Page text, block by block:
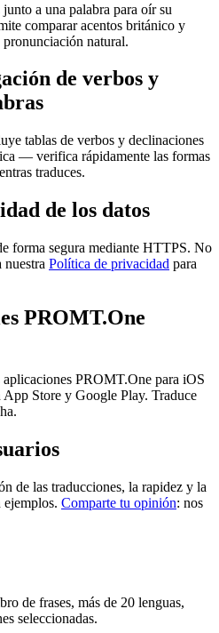
a una palabra para oír su
comparar acentos británico y
pronunciación natural.
de verbos y
tablas de verbos y declinaciones
— verifica rápidamente las formas
traduces.
de los datos
forma segura mediante HTTPS. No
nuestra Política de privacidad para
PROMT.One
PROMT.One para iOS
Store y Google Play. Traduce
de las traducciones, la rapidez y la
Comparte tu opinión: nos
de frases, más de 20 lenguas,
seleccionadas.